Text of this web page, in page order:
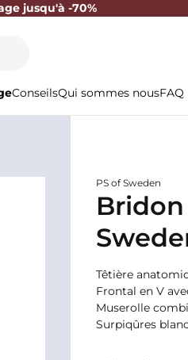
jusqu'à -70%
ConseilsQui sommes nousFAQ
PS of Sweden
Têtière
Frontal en V
Muserolle
Surpiqûres